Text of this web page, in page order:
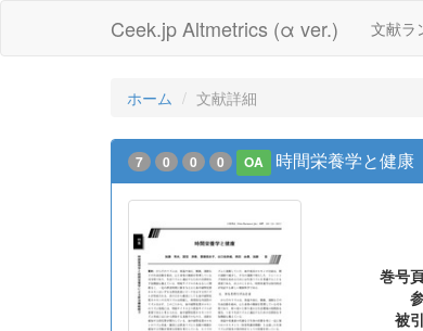
Ceek.jp Altmetrics (α ver.) 文献ラ
ホーム 文献詳細
7 0 0 0 OA 時間栄養学と健康
巻号
被